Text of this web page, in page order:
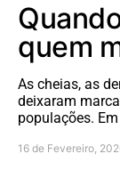
quem
As cheias, as
deixaram
populações.
16 de Fevereiro,